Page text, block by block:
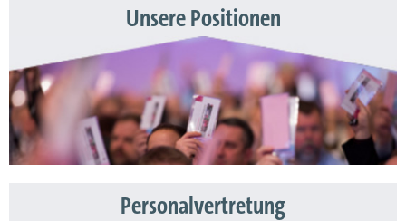
Unsere Positionen
Personalvertretung